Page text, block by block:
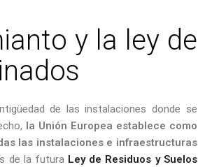
y la ley de
de las instalaciones donde se
la Unión Europea establece como
las instalaciones e infraestructuras
de la futura Ley de Residuos y Suelos